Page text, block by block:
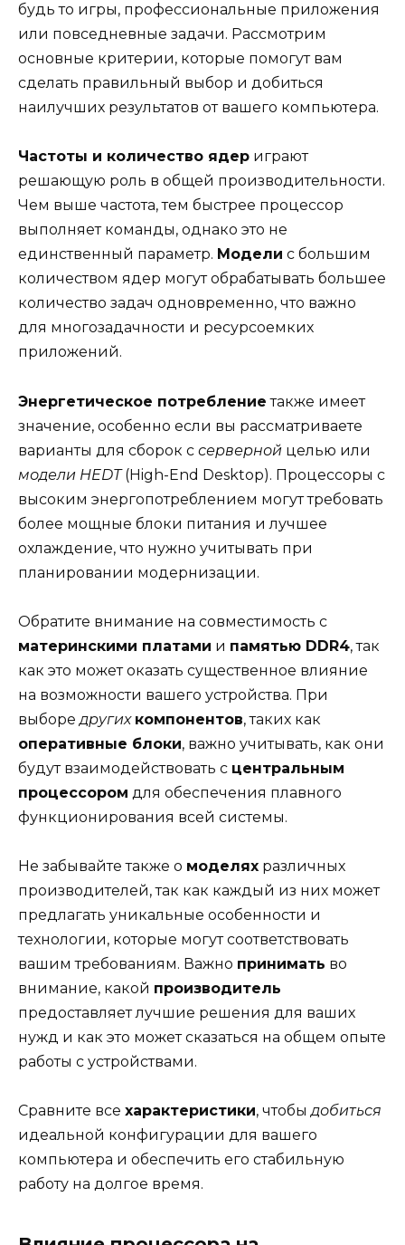
будь то игры, профессиональные приложения
или повседневные задачи. Рассмотрим
основные критерии, которые помогут вам
сделать правильный выбор и добиться
наилучших результатов от вашего компьютера.
Частоты и количество ядер играют
решающую роль в общей производительности.
Чем выше частота, тем быстрее процессор
выполняет команды, однако это не
единственный параметр. Модели с большим
количеством ядер могут обрабатывать большее
количество задач одновременно, что важно
для многозадачности и ресурсоемких
приложений.
Энергетическое потребление также имеет
значение, особенно если вы рассматриваете
варианты для сборок с серверной целью или
модели HEDT(High-End Desktop). Процессоры с
высоким энергопотреблением могут требовать
более мощные блоки питания и лучшее
охлаждение, что нужно учитывать при
планировании модернизации.
Обратите внимание на совместимость с
материнскими платами и памятью DDR4, так
как это может оказать существенное влияние
на возможности вашего устройства. При
выборе других компонентов, таких как
оперативные блоки, важно учитывать, как они
будут взаимодействовать с центральным
процессором для обеспечения плавного
функционирования всей системы.
Не забывайте также о моделях различных
производителей, так как каждый из них может
предлагать уникальные особенности и
технологии, которые могут соответствовать
вашим требованиям. Важно принимать во
внимание, какой производитель
предоставляет лучшие решения для ваших
нужд и как это может сказаться на общем опыте
работы с устройствами.
Сравните все характеристики, чтобыдобиться
идеальной конфигурации для вашего
компьютера и обеспечить его стабильную
работу на долгое время.